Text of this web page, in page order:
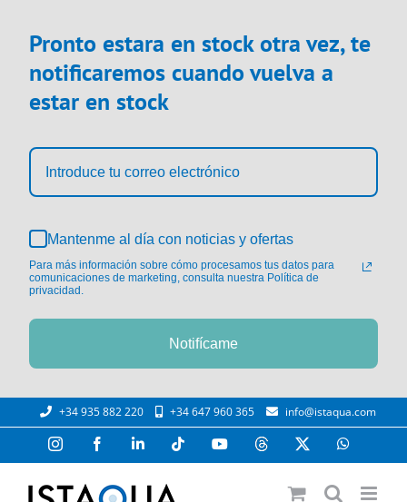
Pronto estara en stock otra vez, te
notificaremos cuando vuelva a
estar en stock
Mantenme al día con noticias y ofertas
Para más información sobre cómo procesamos tus datos para
comunicaciones de marketing, consulta nuestra Política de
privacidad.
Notifícame
al
contenido
+34 935 882 220 +34 647 960 365 info@istaqua.com
InstagramFacebookLinkedInTiktok YouTubeThreads